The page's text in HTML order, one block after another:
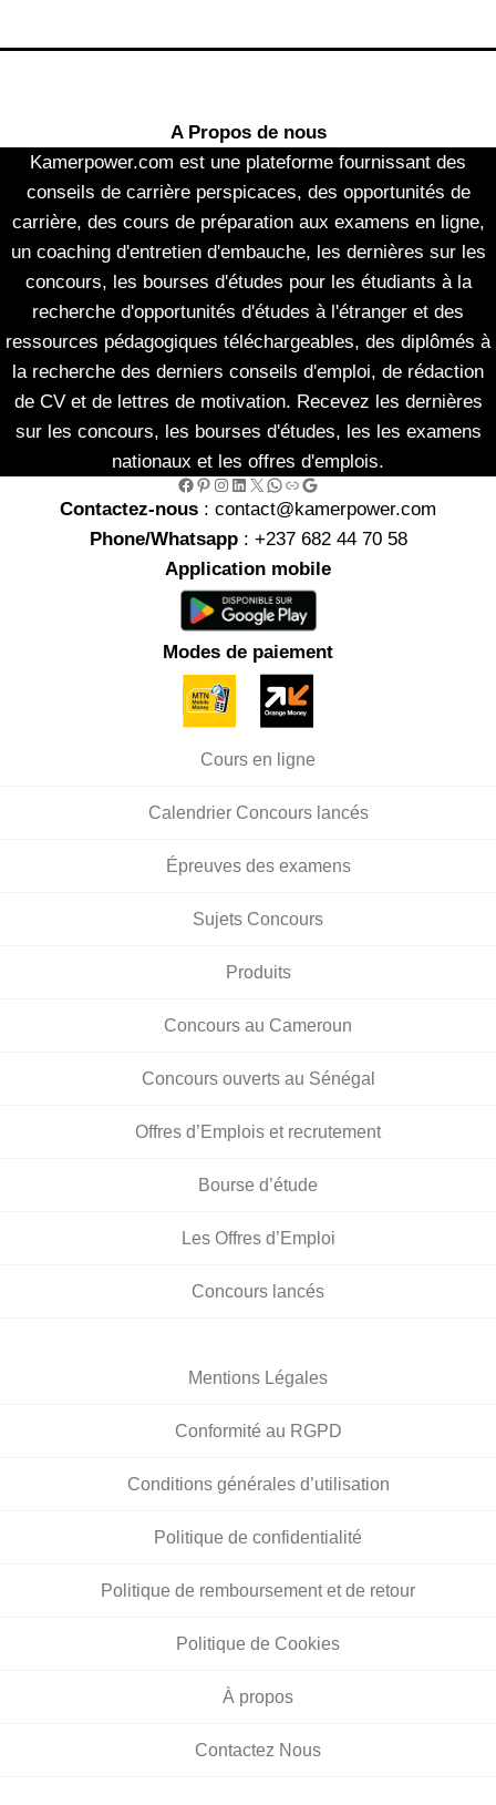
A Propos de nous
Kamerpower.com est une plateforme fournissant des
conseils de carrière perspicaces, des opportunités de
carrière, des cours de préparation aux examens en ligne,
un coaching d'entretien d'embauche, les dernières sur les
concours, les bourses d'études pour les étudiants à la
recherche d'opportunités d'études à l'étranger et des
ressources pédagogiques téléchargeables, des diplômés à
la recherche des derniers conseils d'emploi, de rédaction
de CV et de lettres de motivation. Recevez les dernières
sur les concours, les bourses d'études, les les examens
nationaux et les offres d'emplois.
Facebook Pinterest Instagram LinkedIn X WhatsApp Link Google
Contactez-nous : contact@kamerpower.com
Phone/Whatsapp: +237 682 44 70 58
Application mobile
Modes de paiement
Cours en ligne
Calendrier Concours lancés
Épreuves des examens
Sujets Concours
Produits
Concours au Cameroun
Concours ouverts au Sénégal
Offres d’Emplois et recrutement
Bourse d’étude
Les Offres d’Emploi
Concours lancés
Mentions Légales
Conformité au RGPD
Conditions générales d’utilisation
Politique de confidentialité
Politique de remboursement et de retour
Politique de Cookies
À propos
Contactez Nous